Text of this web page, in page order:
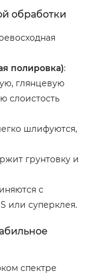
обработки
полировка):
глянцевую
слоистость
шлифуются,
грунтовку и
с
или суперклея.
спектре